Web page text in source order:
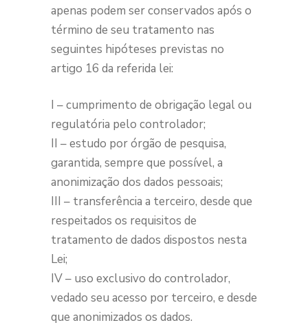
apenas podem ser conservados após o
término de seu tratamento nas
seguintes hipóteses previstas no
artigo 16 da referida lei:
I – cumprimento de obrigação legal ou
regulatória pelo controlador;
II – estudo por órgão de pesquisa,
garantida, sempre que possível, a
anonimização dos dados pessoais;
III – transferência a terceiro, desde que
respeitados os requisitos de
tratamento de dados dispostos nesta
Lei;
IV – uso exclusivo do controlador,
vedado seu acesso por terceiro, e desde
que anonimizados os dados.